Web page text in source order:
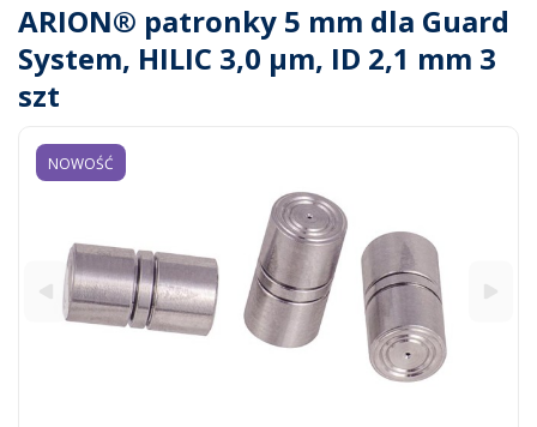
ARION® patronky 5 mm dla Guard
System, HILIC 3,0 µm, ID 2,1 mm 3
szt
NOWOŚĆ